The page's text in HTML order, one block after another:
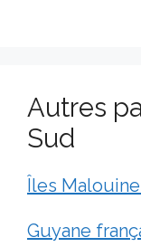
Autres
Sud
Îles
Guyane